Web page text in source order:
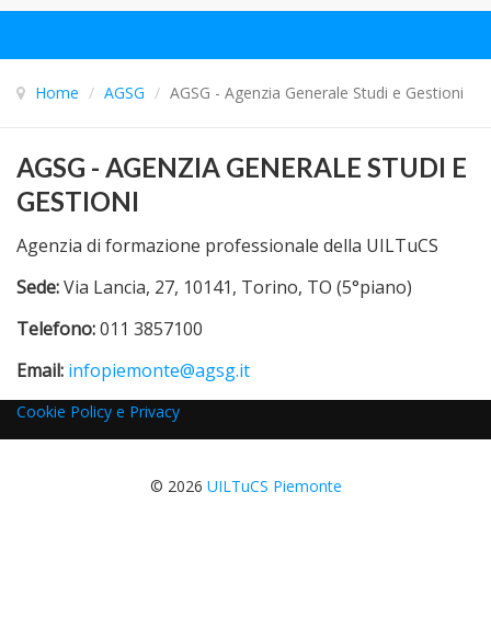
Home / AGSG / AGSG - Agenzia Generale Studi e Gestioni
AGSG - AGENZIA GENERALE STUDI E
GESTIONI
Agenzia di formazione professionale della UILTuCS
Sede:Via Lancia, 27, 10141, Torino, TO (5°piano)
Telefono:011 3857100
Email: infopiemonte@agsg.it
Cookie Policy e Privacy
© 2026 UILTuCS Piemonte